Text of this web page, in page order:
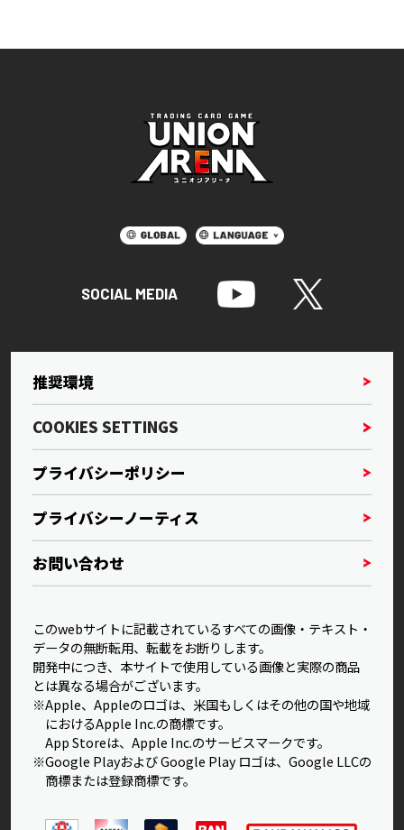
SOCIAL MEDIA
推奨環境
COOKIES SETTINGS
プライバシーポリシー
プライバシーノーティス
お問い合わせ
このwebサイトに記載されているすべての画像・テキスト・
データの無断転用、転載をお断りします。
開発中につき、本サイトで使用している画像と実際の商品
とは異なる場合がございます。
※Apple、Appleのロゴは、米国もしくはその他の国や地域
におけるApple Inc.の商標です。
App Storeは、Apple Inc.のサービスマークです。
※Google Playおよび Google Play ロゴは、Google LLCの
商標または登録商標です。